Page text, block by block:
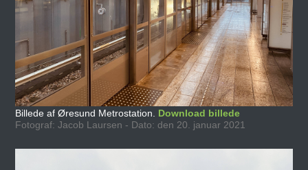
Billede af Øresund Metrostation. Download billede
Fotograf: Jacob Laursen - Dato: den 20. januar 2021